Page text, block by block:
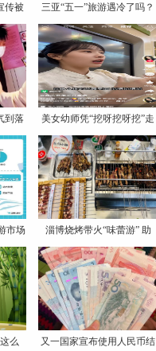
传被
三亚“五一”旅游遇冷了吗？
到落
美女幼师凭“挖呀挖呀挖”走
市场 淄博烧烤带火“味蕾游” 助
么
又一国家宣布使用人民币结